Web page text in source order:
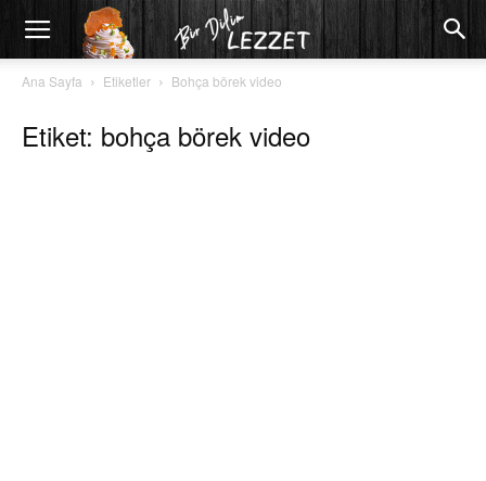
Ana Sayfa Etiketler Bohça börek video
Etiket: bohça börek video